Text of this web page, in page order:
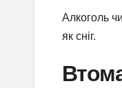
Алкоголь
як сніг.